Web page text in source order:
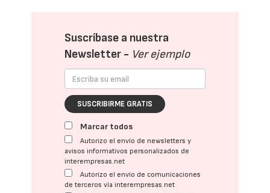
Suscríbase a nuestra
Newsletter - Ver ejemplo
SUSCRIBIRME GRATIS
Marcar todos
Autorizo el envío de newsletters y
avisos informativos personalizados de
interempresas.net
Autorizo el envío de comunicaciones
de terceros vía interempresas.net